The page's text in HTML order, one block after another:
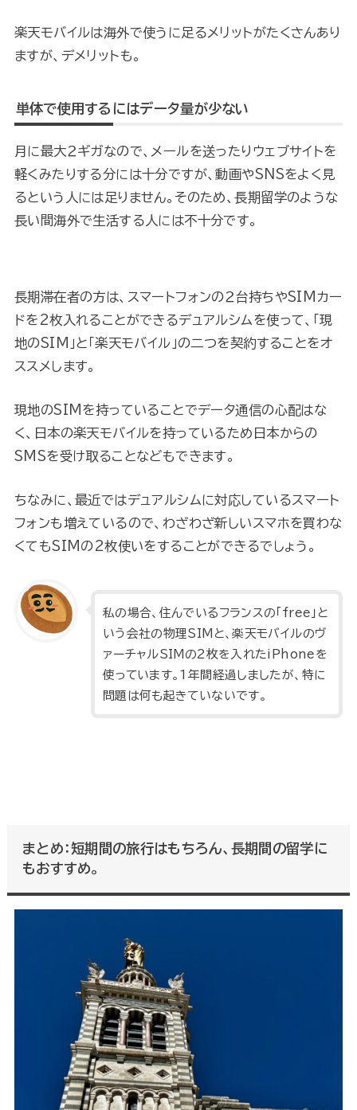
楽天モバイルは海外で使うに足るメリットがたくさんあり
ますが、デメリットも。
単体で使用するにはデータ量が少ない
月に最大２ギガなので、メールを送ったりウェブサイトを
軽くみたりする分には十分ですが、動画やSNSをよく見
るという人には足りません。そのため、長期留学のような
長い間海外で生活する人には不十分です。
長期滞在者の方は、スマートフォンの２台持ちやSIMカー
ドを2枚入れることができるデュアルシムを使って、「現
地のSIM」と「楽天モバイル」の二つを契約することをオ
ススメします。
現地のSIMを持っていることでデータ通信の心配はな
く、日本の楽天モバイルを持っているため日本からの
SMSを受け取ることなどもできます。
ちなみに、最近ではデュアルシムに対応しているスマート
フォンも増えているので、わざわざ新しいスマホを買わな
くてもSIMの2枚使いをすることができるでしょう。
私の場合、住んでいるフランスの「free」と
いう会社の物理SIMと、楽天モバイルのヴ
ァーチャルSIMの2枚を入れたiPhoneを
使っています。1年間経過しましたが、特に
問題は何も起きていないです。
まとめ：短期間の旅行はもちろん、長期間の留学に
もおすすめ。